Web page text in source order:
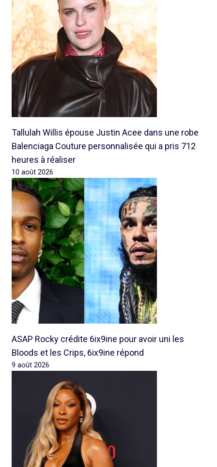
Tallulah Willis épouse Justin Acee dans une robe
Balenciaga Couture personnalisée qui a pris 712
heures à réaliser
10 août 2026
ASAP Rocky crédite 6ix9ine pour avoir uni les
Bloods et les Crips, 6ix9ine répond
9 août 2026